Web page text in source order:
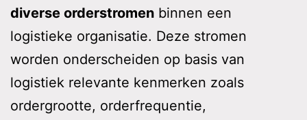
diverse orderstromen binnen een
logistieke organisatie. Deze stromen
worden onderscheiden op basis van
logistiek relevante kenmerken zoals
ordergrootte, orderfrequentie,